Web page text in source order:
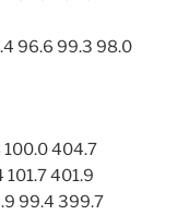
96.6 99.3 98.0
100.0 404.7
101.7 401.9
99.4 399.7